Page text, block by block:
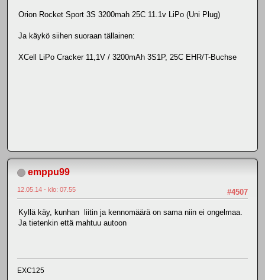
Orion Rocket Sport 3S 3200mah 25C 11.1v LiPo (Uni Plug)
Ja käykö siihen suoraan tällainen:
XCell LiPo Cracker 11,1V / 3200mAh 3S1P, 25C EHR/T-Buchse
emppu99
#4507
12.05.14 - klo: 07.55
Kyllä käy, kunhan liitin ja kennomäärä on sama niin ei ongelmaa.
Ja tietenkin että mahtuu autoon
EXC125